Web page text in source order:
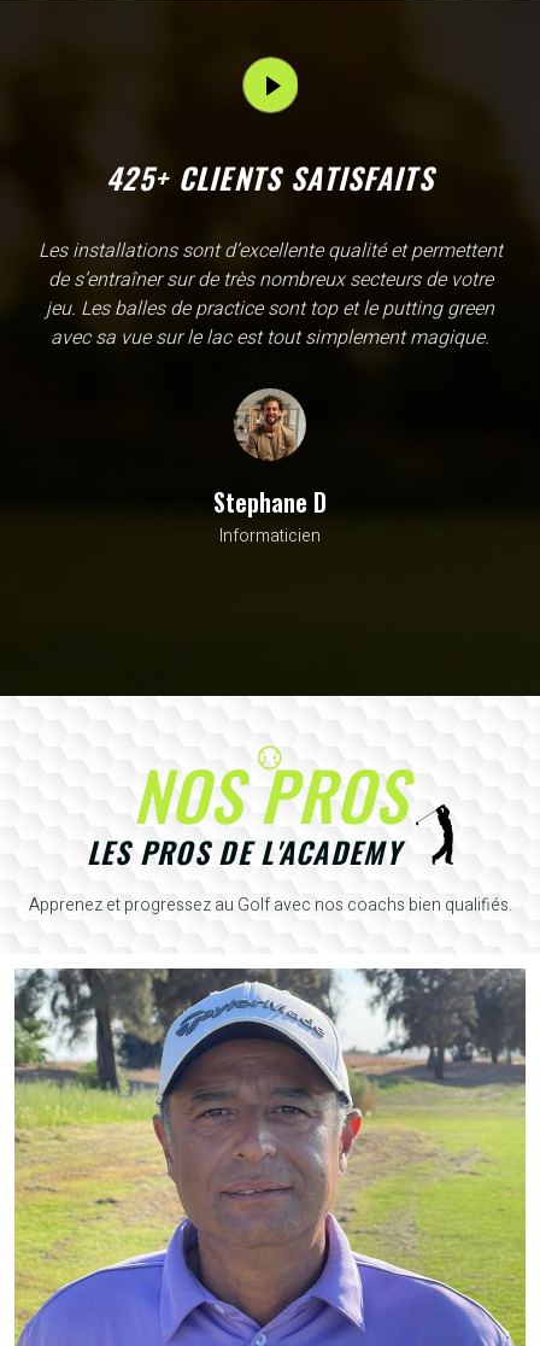
425+ CLIENTS SATISFAITS
Cette académie de golf permet à la fois de faire
différents coups au practice, mais également de
s'entraîner au putting, chipping et possède 4 trous pour
s'entraîner. Un endroit magique pour les golfeurs et les
Aymen K
NOS PROS
LES PROS DE L'ACADEMY
Apprenez et progressez au Golf avec nos coachs bien qualifiés.